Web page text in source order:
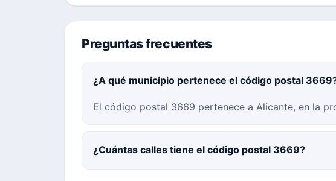
Preguntas frecuentes
¿A qué municipio pertenece el código postal
El código postal 3669 pertenece a Alicante, en la
¿Cuántas calles tiene el código postal 3669?